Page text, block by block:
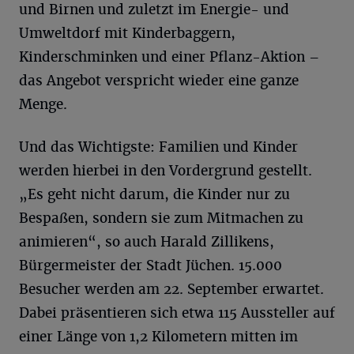
und Birnen und zuletzt im Energie- und
Umweltdorf mit Kinderbaggern,
Kinderschminken und einer Pflanz-Aktion –
das Angebot verspricht wieder eine ganze
Menge.
Und das Wichtigste: Familien und Kinder
werden hierbei in den Vordergrund gestellt.
„Es geht nicht darum, die Kinder nur zu
Bespaßen, sondern sie zum Mitmachen zu
animieren“, so auch Harald Zillikens,
Bürgermeister der Stadt Jüchen. 15.000
Besucher werden am 22. September erwartet.
Dabei präsentieren sich etwa 115 Aussteller auf
einer Länge von 1,2 Kilometern mitten im